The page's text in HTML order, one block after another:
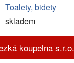
Toalety, bidety
skladem
koupelna s.r.o.